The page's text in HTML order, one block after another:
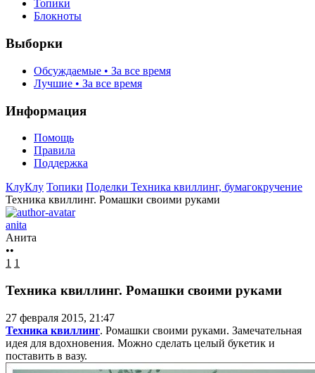
Топики
Блокноты
Выборки
Обсуждаемые • За все время
Лучшие • За все время
Информация
Помощь
Правила
Поддержка
КлуКлу Топики Поделки Техника квиллинг, бумагокручение
Техника квиллинг. Ромашки своими руками
anita
Анита
••
1 1
Техника квиллинг. Ромашки своими руками
27 февраля 2015, 21:47
Техника квиллинг. Ромашки своими руками. Замечательная
идея для вдохновения. Можно сделать целый букетик и
поставить в вазу.